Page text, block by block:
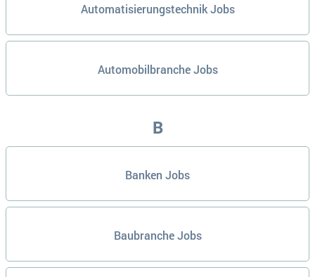
Automatisierungstechnik Jobs
Automobilbranche Jobs
B
Banken Jobs
Baubranche Jobs